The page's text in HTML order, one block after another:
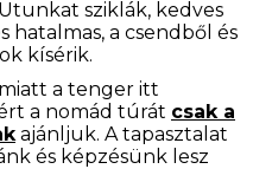
sziklák, kedves
a csendből és
kísérik.
a tenger itt
a nomád túrát csak a
ajánljuk. A tapasztalat
és képzésünk lesz